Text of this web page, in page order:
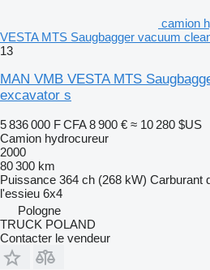
camion
VESTA MTS Saugbagger vacuum
13
MAN VMB VESTA MTS
excavator s
5 836 000 F CFA 8 900 € ≈ 10 280 $US
Camion hydrocureur
2000
80 300 km
Puissance 364 ch (268 kW) Carburant
l'essieu 6x4
Pologne
TRUCK POLAND
Contacter le vendeur